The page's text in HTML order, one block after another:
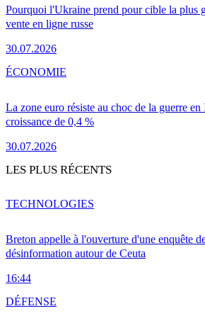
Pourquoi l'Ukraine prend pour cible la plus
vente en ligne russe
30.07.2026
La zone euro résiste au choc de la guerre
croissance de 0,4 %
30.07.2026
ÉCONOMIE
LES PLUS RÉCENTS
Breton appelle à l'ouverture d'une enquête
désinformation autour de Ceuta
16:44
TECHNOLOGIES
DÉFENSE